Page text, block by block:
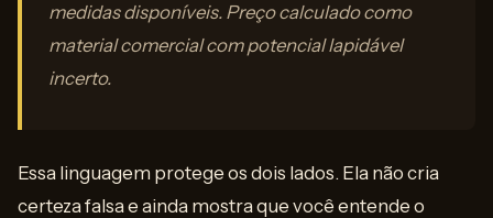
medidas disponíveis. Preço calculado como
material comercial com potencial lapidável
incerto.
Essa linguagem protege os dois lados. Ela não cria
certeza falsa e ainda mostra que você entende o